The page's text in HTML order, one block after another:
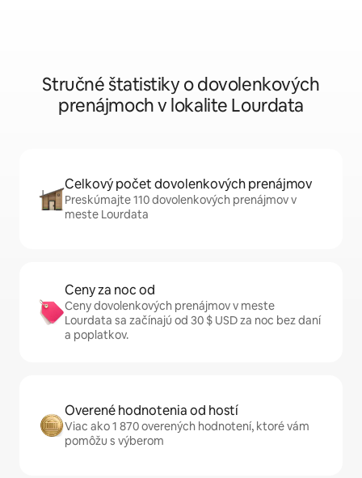
Stručné štatistiky o dovolenkových
prenájmoch v lokalite Lourdata
Celkový počet dovolenkových prenájmov
Preskúmajte 110 dovolenkových prenájmov v
meste Lourdata
Ceny za noc od
Ceny dovolenkových prenájmov v meste
Lourdata sa začínajú od 30 $ USD za noc bez daní
a poplatkov.
Overené hodnotenia od hostí
Viac ako 1 870 overených hodnotení, ktoré vám
pomôžu s výberom